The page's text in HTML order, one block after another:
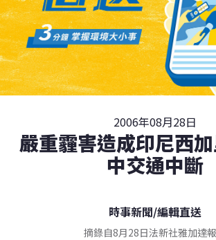
2006年08月28日
嚴重霾害造成印尼西
中交通中斷
時事新聞/編輯直送
摘錄自8月28日法新社雅加達